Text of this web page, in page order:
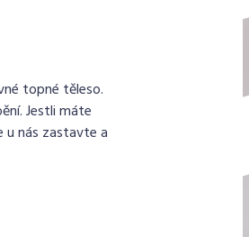
topné těleso.
Jestli máte
u nás zastavte a